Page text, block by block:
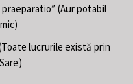
praeparatio” (Aur potabil
lucrurile există prin